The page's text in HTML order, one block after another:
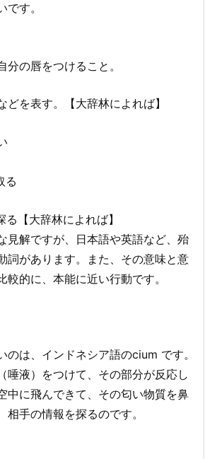
す。
の唇をつけること。
を表す。【大辞林によれば】
る
【大辞林によれば】
見解ですが、日本語や英語など、殆
詞があります。また、その意味と意
的に、本能に近い行動です。
のは、インドネシア語のcium です。
唾液）をつけて、その部分が反応し
中に飛んできて、その匂い物質を鼻
相手の情報を探るのです。